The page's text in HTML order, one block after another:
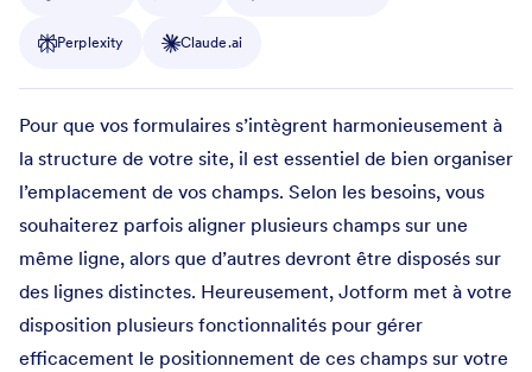
Perplexity Claude.ai
Pour que vos formulaires s’intègrent harmonieusement à
la structure de votre site, il est essentiel de bien organiser
l’emplacement de vos champs. Selon les besoins, vous
souhaiterez parfois aligner plusieurs champs sur une
même ligne, alors que d’autres devront être disposés sur
des lignes distinctes. Heureusement, Jotform met à votre
disposition plusieurs fonctionnalités pour gérer
efficacement le positionnement de ces champs sur votre